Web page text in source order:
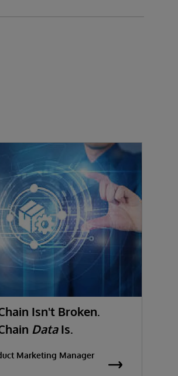
Isn't Broken.
DataIs.
Marketing Manager